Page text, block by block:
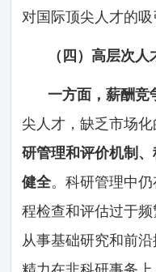
对国际顶尖人才的吸
（四）高层次
一方面，薪酬竞
尖人才，缺乏市场化
研管理和评价机制
健全。科研管理中
程检查和评估过于
从事基础研究和前